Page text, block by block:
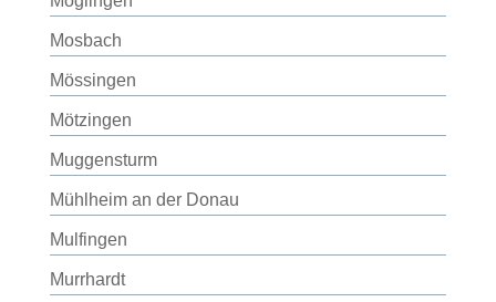
Mosbach
Mössingen
Mötzingen
Muggensturm
Mühlheim an der Donau
Mulfingen
Murrhardt